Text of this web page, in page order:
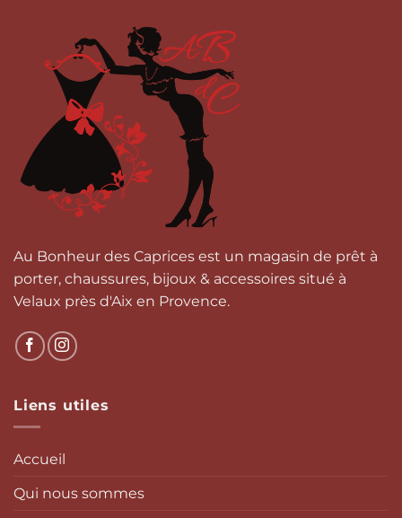
Au Bonheur des Caprices est un magasin de prêt à
porter, chaussures, bijoux & accessoires situé à
Velaux près d'Aix en Provence.
Liens utiles
Accueil
Qui nous sommes